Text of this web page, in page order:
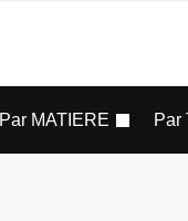
Par MATIERE Par